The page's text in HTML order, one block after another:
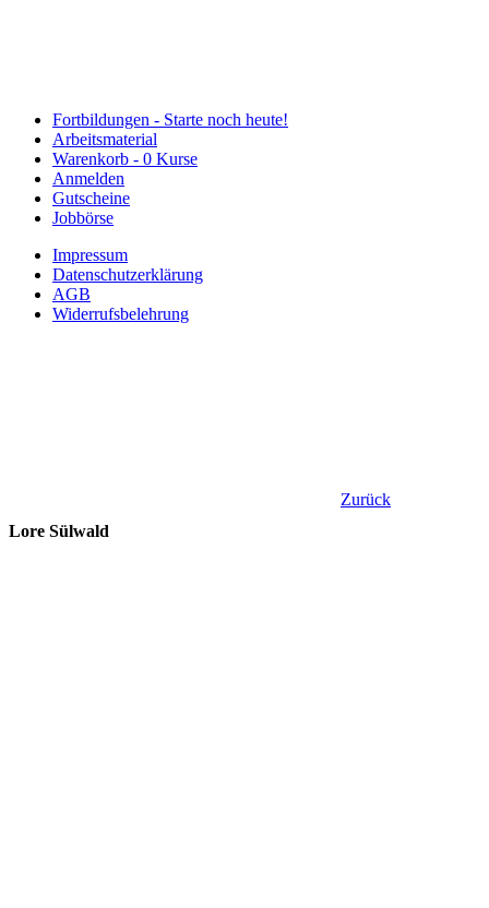
Fortbildungen - Starte noch heute!
Arbeitsmaterial
Warenkorb - 0 Kurse
Anmelden
Gutscheine
Jobbörse
Impressum
Datenschutzerklärung
AGB
Widerrufsbelehrung
Zurück
Lore Sülwald